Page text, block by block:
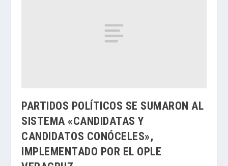
PARTIDOS POLÍTICOS SE SUMARON AL
SISTEMA «CANDIDATAS Y
CANDIDATOS CONÓCELES»,
IMPLEMENTADO POR EL OPLE